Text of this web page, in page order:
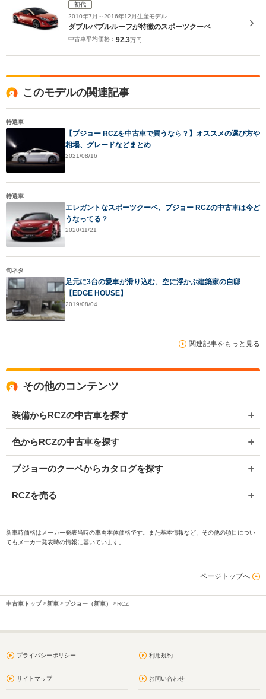
初代
2010年7月～2016年12月生産モデル
ダブルバブルルーフが特徴のスポーツクーペ
中古車平均価格： 92.3万円
このモデルの関連記事
特選車
【プジョー RCZを中古車で買うなら？】オススメの選び方や
相場、グレードなどまとめ
2021/08/16
特選車
エレガントなスポーツクーペ、プジョー RCZの中古車は今ど
うなってる？
2020/11/21
旬ネタ
足元に3台の愛車が滑り込む、空に浮かぶ建築家の自邸
【EDGE HOUSE】
2019/08/04
関連記事をもっと見る
その他のコンテンツ
装備からRCZの中古車を探す
色からRCZの中古車を探す
プジョーのクーペからカタログを探す
RCZを売る
新車時価格はメーカー発表当時の車両本体価格です。また基本情報など、その他の項目につい
てもメーカー発表時の情報に基いています。
ページトップへ
中古車トップ 新車 プジョー（新車） RCZ
プライバシーポリシー 利用規約
サイトマップ お問い合わせ